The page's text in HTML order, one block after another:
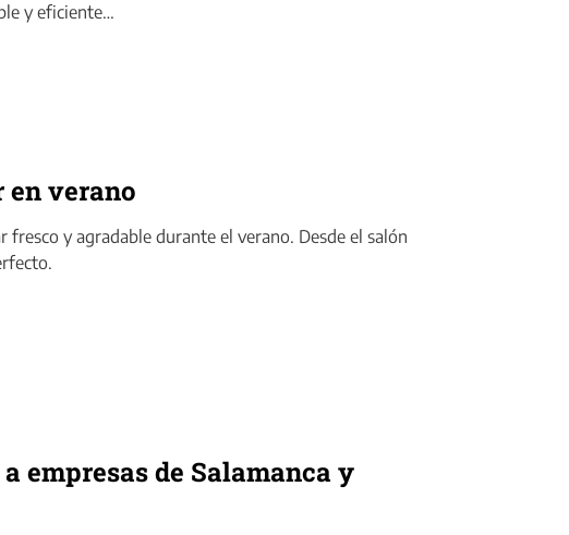
y eficiente…
en verano
y agradable durante el verano. Desde el salón
empresas de Salamanca y